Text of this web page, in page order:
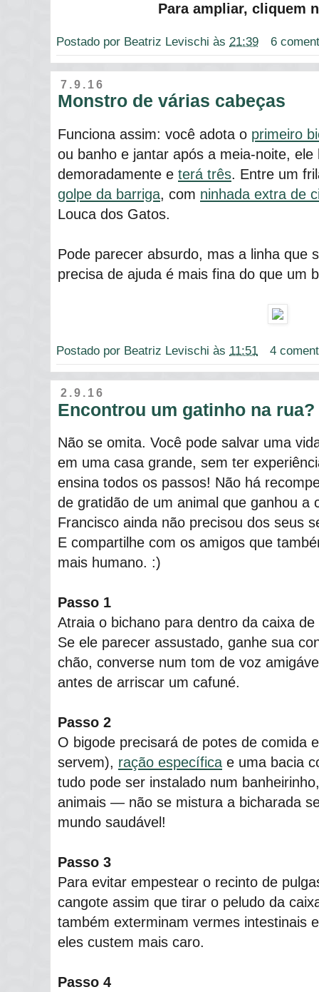
Para ampliar, cliquem
Postado por Beatriz Levischi às 21:39 6
7.9.16
Monstro de várias cabeças
Funciona assim: você adota o primeiro
ou banho e jantar após a meia-noite,
demoradamente e terá três. Entre um
golpe da barriga, com ninhada extra de
Louca dos Gatos.
Pode parecer absurdo, mas a linha que
precisa de ajuda é mais fina do que um
Postado por Beatriz Levischi às 11:51 4
2.9.16
Encontrou um gatinho na rua?
Não se omita. Você pode salvar uma
em uma casa grande, sem ter
ensina todos os passos! Não há
de gratidão de um animal que ganhou a
Francisco ainda não precisou dos seus
E compartilhe com os amigos que
mais humano. :)
Passo 1
Atraia o bichano para dentro da caixa
Se ele parecer assustado, ganhe sua
chão, converse num tom de voz
antes de arriscar um cafuné.
Passo 2
O bigode precisará de potes de comida
servem), ração específica e uma bacia
tudo pode ser instalado num
animais ― não se mistura a bicharada
mundo saudável!
Passo 3
Para evitar empestear o recinto de
cangote assim que tirar o peludo da
também exterminam vermes intestinais
eles custem mais caro.
Passo 4